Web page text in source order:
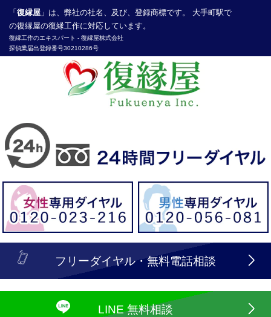
「 復縁屋 」は、弊社の社名、及び、登録商標です。 大手町駅で
の復縁屋の復縁工作に対応しています。
復縁工作のエキスパート - 復縁屋株式会社
探偵業届出登録番号30210286号
フリーダイヤル・無料電話相談
LINE 無料相談